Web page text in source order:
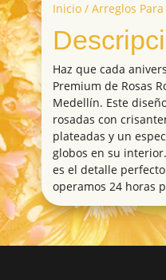
Inicio / Arreglos
Haz que cada
Premium de Rosas
Medellín. Este
rosadas con
plateadas y un
globos en su
es el detalle
operamos 24 horas